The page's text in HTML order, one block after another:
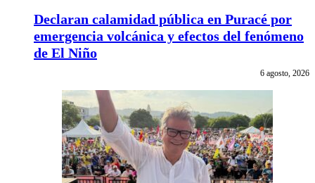
Declaran calamidad pública en Puracé por
emergencia volcánica y efectos del fenómeno
de El Niño
6 agosto, 2026